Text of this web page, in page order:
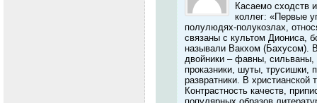
Касаемо сходств
коллег: «Первые
полулюдях-полукозлах,
связаны с культом Диониса,
называли Вакхом (Бахусом).
двойники – фавны,
проказники, шуты,
развратники. В христианской
Контрастность качеств,